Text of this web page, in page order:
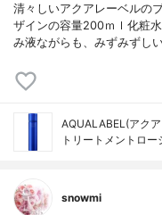
清々しいアクアレーベルの
ザインの容量200ｍｌ化粧
み液ながらも、みずみずし
AQUALABEL(アク
トリートメントロ
snowmi